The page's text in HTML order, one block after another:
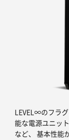
LEVEL∞のフラ
能な電源ユニッ
など、 基本性能